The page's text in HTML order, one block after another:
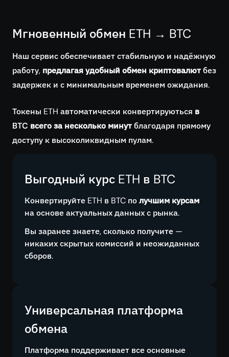
Мгновенный обмен ETH → BTC
Наш сервис обеспечивает стабильную и надёжную
работу, предлагая удобный обмен криптовалютбез
задержек и с минимальным временем ожидания.
Токены ETH автоматически конвертируються в
BTC всего за несколько минутблагодаря прямому
доступу к высоколиквидным пулам.
Выгодный курс ETH в BTC
Конвертируйте ETH в BTC получшим курсам
на основе актуальных данных с рынка.
Вы заранее знаете, сколько получите —
никаких скрытых комиссий и неожиданных
сборов.
Универсальная платформа
обмена
Платформа поддерживает все основные